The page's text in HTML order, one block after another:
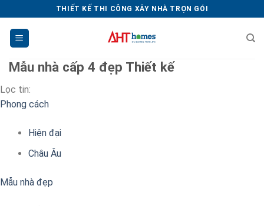
dung
THIẾT KẾ THI CÔNG XÂY NHÀ TRỌN GÓI
Mẫu nhà cấp 4 đẹp Thiết kế
Lọc tin:
Phong cách
Hiện đại
Châu Âu
Mẫu nhà đẹp